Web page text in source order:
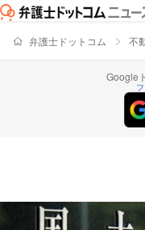
弁護士ドットコム 不
Google